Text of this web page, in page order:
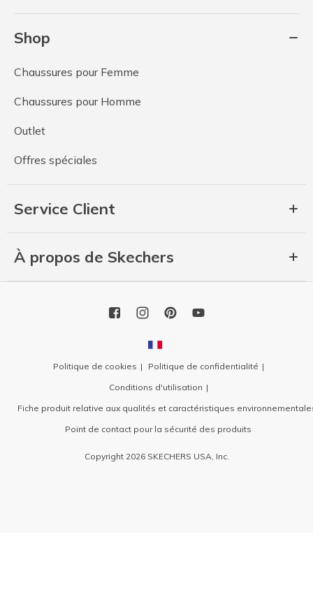
Shop
Chaussures pour Femme
Chaussures pour Homme
Outlet
Offres spéciales
Service Client
À propos de Skechers
Politique de cookies
Politique de confidentialité
Conditions d'utilisation
Fiche produit relative aux qualités et caractéristiques
Point de contact pour la sécurité des produits
Copyright 2026 SKECHERS USA, Inc.